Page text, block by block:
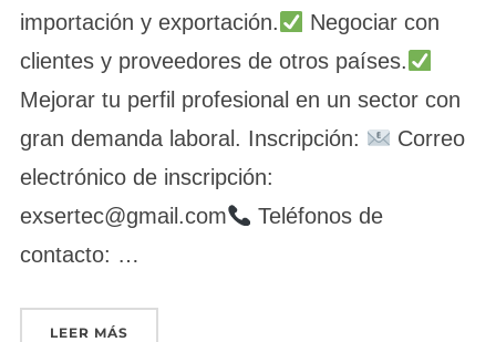
importación y exportación.
Negociar con
clientes y proveedores de otros países.
Mejorar tu perfil profesional en un sector con
gran demanda laboral. Inscripción:
Correo
electrónico de inscripción:
exsertec@gmail.com
Teléfonos de
contacto: …
LEER MÁS«MARKETING Y COMPRAVENTA